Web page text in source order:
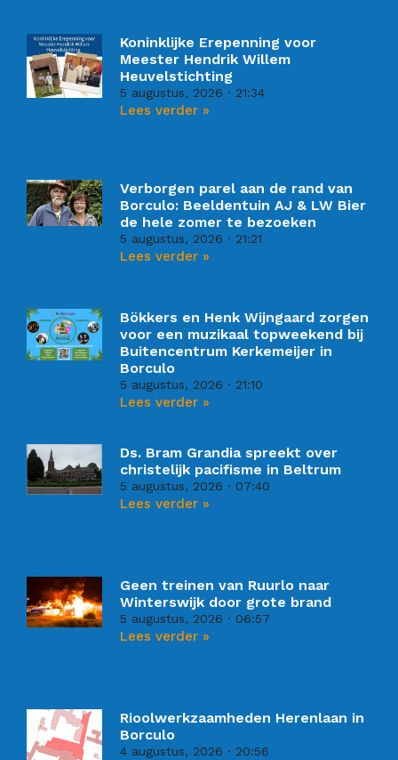
Koninklijke Erepenning voor
Meester Hendrik Willem
Heuvelstichting
5 augustus, 2026 21:34
Lees verder »
Verborgen parel aan de rand van
Borculo: Beeldentuin AJ & LW Bier
de hele zomer te bezoeken
5 augustus, 2026 21:21
Lees verder »
Bökkers en Henk Wijngaard zorgen
voor een muzikaal topweekend bij
Buitencentrum Kerkemeijer in
Borculo
5 augustus, 2026 21:10
Lees verder »
Ds. Bram Grandia spreekt over
christelijk pacifisme in Beltrum
5 augustus, 2026 07:40
Lees verder »
Geen treinen van Ruurlo naar
Winterswijk door grote brand
5 augustus, 2026 06:57
Lees verder »
Rioolwerkzaamheden Herenlaan in
Borculo
4 augustus, 2026 20:56